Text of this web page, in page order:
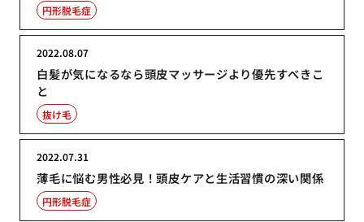
円形脱毛症
白髪が気になるなら頭皮マッサージより優先すべきこ
と
2022.08.07
抜け毛
薄毛に悩む男性必見！頭皮ケアと生活習慣の深い関係
2022.07.31
円形脱毛症